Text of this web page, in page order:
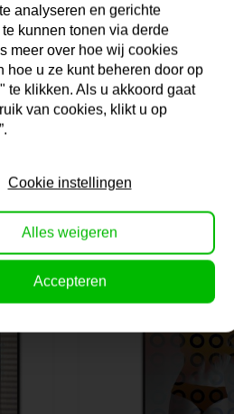
analyseren en gerichte
kunnen tonen via derde
meer over hoe wij cookies
hoe u ze kunt beheren door op
te klikken. Als u akkoord gaat
van cookies, klikt u op
Cookie instellingen
Alles weigeren
Accepteren